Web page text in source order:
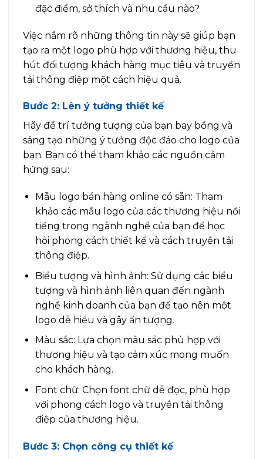
đặc điểm, sở thích và nhu cầu nào?
Việc nắm rõ những thông tin này sẽ giúp bạn
tạo ra một logo phù hợp với thương hiệu, thu
hút đối tượng khách hàng mục tiêu và truyền
tải thông điệp một cách hiệu quả.
Bước 2: Lên ý tưởng thiết kế
Hãy để trí tưởng tượng của bạn bay bổng và
sáng tạo những ý tưởng độc đáo cho logo của
bạn. Bạn có thể tham khảo các nguồn cảm
hứng sau:
Mẫu logo bán hàng online có sẵn: Tham
khảo các mẫu logo của các thương hiệu nổi
tiếng trong ngành nghề của bạn để học
hỏi phong cách thiết kế và cách truyền tải
thông điệp.
Biểu tượng và hình ảnh: Sử dụng các biểu
tượng và hình ảnh liên quan đến ngành
nghề kinh doanh của bạn để tạo nên một
logo dễ hiểu và gây ấn tượng.
Màu sắc: Lựa chọn màu sắc phù hợp với
thương hiệu và tạo cảm xúc mong muốn
cho khách hàng.
Font chữ: Chọn font chữ dễ đọc, phù hợp
với phong cách logo và truyền tải thông
điệp của thương hiệu.
Bước 3: Chọn công cụ thiết kế